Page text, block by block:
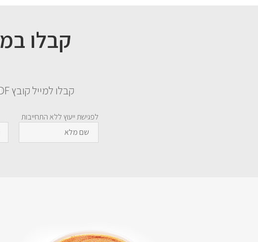
קבלו למייל קובץ PDF המכיל 3 פרקים סופר חשובים שכל בעל עסק חייב לדעת
לפגישת ייעוץ ללא התחייבות